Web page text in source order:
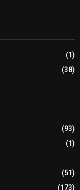
(1)
(38)
(93)
(1)
(51)
(173)